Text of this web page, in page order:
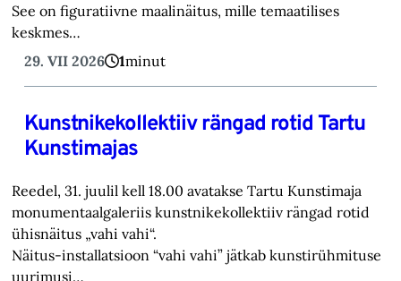
See on figuratiivne maalinäitus, mille temaatilises
keskmes…
29. VII 2026
1minut
Kunstnikekollektiiv rängad rotid Tartu
Kunstimajas
Reedel, 31. juulil kell 18.00 avatakse Tartu Kunstimaja
monumentaalgaleriis kunstnikekollektiiv rängad rotid
ühisnäitus „vahi vahi“.
Näitus-installatsioon “vahi vahi” jätkab kunstirühmituse
uurimusi…